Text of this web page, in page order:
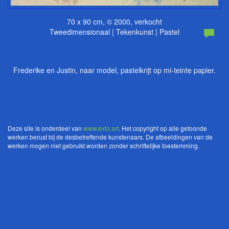
70 x 90 cm, © 2000, verkocht
Tweedimensionaal | Tekenkunst | Pastel
Frederike en Justin, naar model, pastelkrijt op mi-teinte papier.
Deze site is onderdeel van www.exto.art. Het copyright op alle getoonde
werken berust bij de desbetreffende kunstenaars. De afbeeldingen van de
werken mogen niet gebruikt worden zonder schriftelijke toestemming.